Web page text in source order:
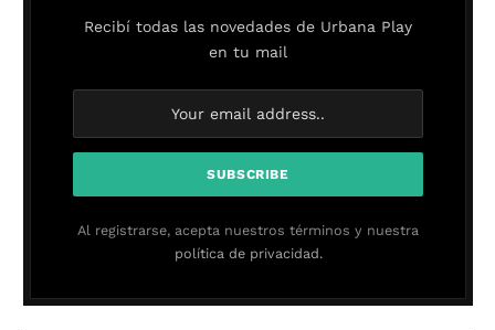
Recibí todas las novedades de Urbana Play
en tu mail
Al registrarse, acepta nuestros términos y nuestra
política de privacidad.